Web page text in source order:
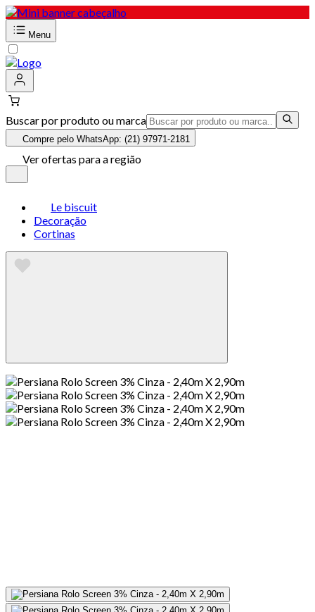
Menu
Buscar por produto ou marca
Compre pelo WhatsApp: (21) 97971-2181
Ver ofertas para a região
Le biscuit
Decoração
Cortinas